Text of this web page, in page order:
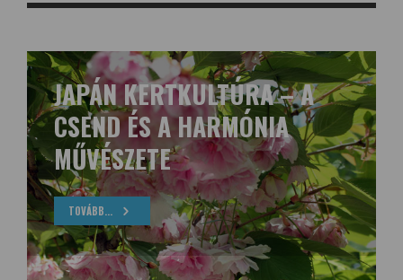
ELINDULTAK A BUDAPESTI
ÁLLATKERT FŐSZEZONI
ÉLMÉNYPROGRAMJAI
TOVÁBB...